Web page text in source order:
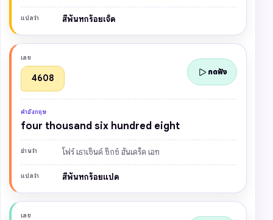
แปลว่า สี่พันหกร้อยเจ็ด
เลข
4608
คำอังกฤษ
four thousand six hundred eight
อ่านว่า โฟร์ เธาเซินด์ ซิกซ์ ฮันเดร็ด เอท
แปลว่า สี่พันหกร้อยแปด
กดฟัง
เลข